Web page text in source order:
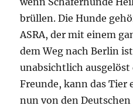
brüllen. Die Hunde
ASRA, der mit einem
dem Weg nach Berlin
unabsichtlich
Freunde, kann das
nun von den Deutschen